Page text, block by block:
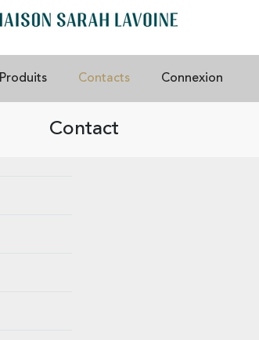
Produits Contacts Connexion
Contact